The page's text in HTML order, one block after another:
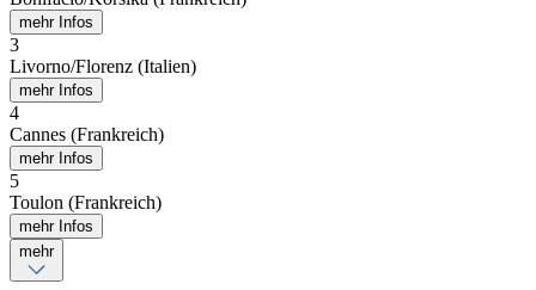
mehr Infos
3
Livorno/Florenz (Italien)
mehr Infos
4
Cannes (Frankreich)
mehr Infos
5
Toulon (Frankreich)
mehr Infos
mehr